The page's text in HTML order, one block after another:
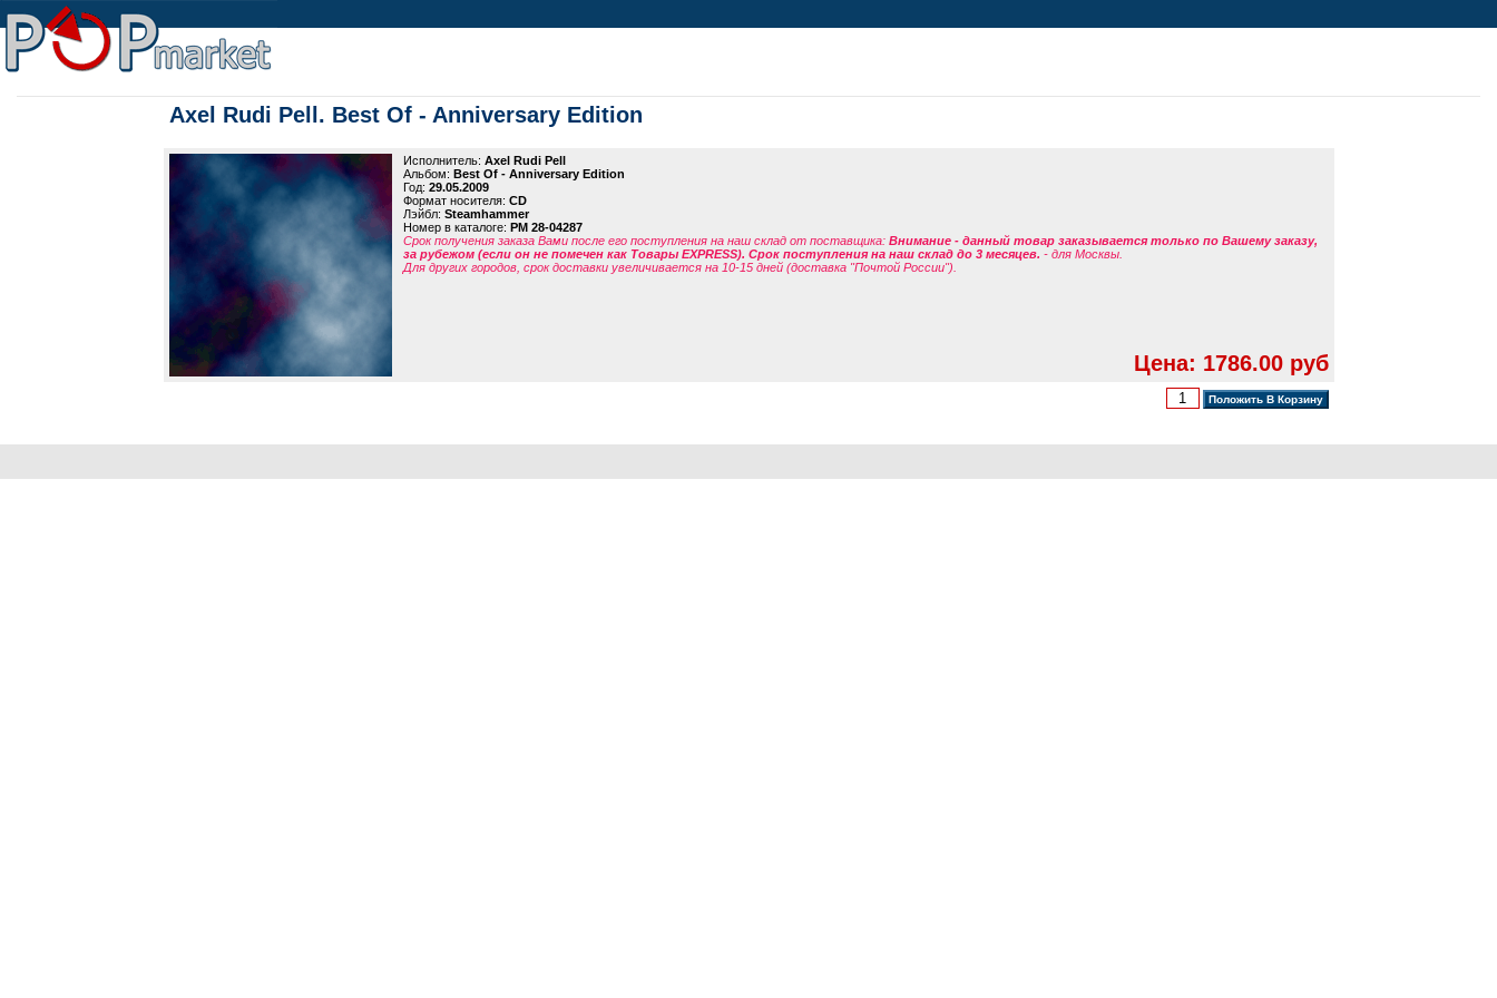
Axel Rudi Pell. Best Of - Anniversary Edition
Исполнитель: Axel Rudi Pell
Альбом: Best Of - Anniversary Edition
Год: 29.05.2009
Формат носителя: CD
Лэйбл: Steamhammer
Номер в каталоге: PM 28-04287
Срок получения заказа Вами после его поступления на наш склад от поставщика: Внимание - данный товар заказывается только по Вашему заказу,
за рубежом (если он не помечен как Товары EXPRESS). Срок поступления на наш склад до 3 месяцев. - для Москвы.
Для других городов, срок доставки увеличивается на 10-15 дней (доставка "Почтой России").
Цена: 1786.00 руб